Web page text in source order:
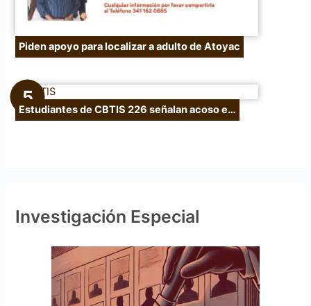
Piden apoyo para localizar a adulto de Atoyac
Estudiantes de CBTIS 226 señalan acoso e…
Investigación Especial